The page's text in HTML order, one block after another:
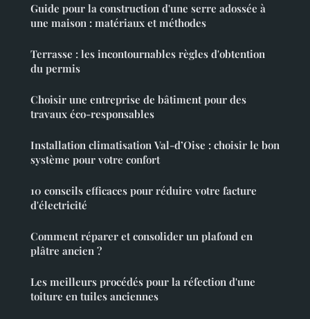
Guide pour la construction d'une serre adossée à
une maison : matériaux et méthodes
Terrasse : les incontournables règles d'obtention
du permis
Choisir une entreprise de bâtiment pour des
travaux éco-responsables
Installation climatisation Val-d’Oise : choisir le bon
système pour votre confort
10 conseils efficaces pour réduire votre facture
d'électricité
Comment réparer et consolider un plafond en
plâtre ancien ?
Les meilleurs procédés pour la réfection d'une
toiture en tuiles anciennes